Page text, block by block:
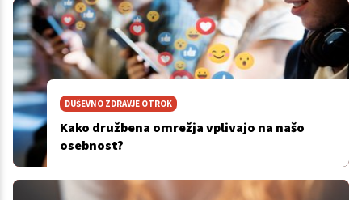
DUŠEVNO ZDRAVJE OTROK
Kako družbena omrežja vplivajo na našo
osebnost?